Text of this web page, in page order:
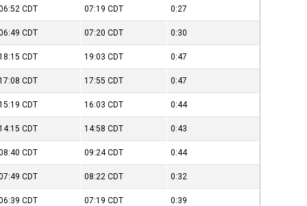
CDT 07:19CDT 0:27
CDT 07:20CDT 0:30
CDT 19:03CDT 0:47
CDT 17:55CDT 0:47
CDT 16:03CDT 0:44
CDT 14:58CDT 0:43
CDT 09:24CDT 0:44
CDT 08:22CDT 0:32
CDT 07:19CDT 0:39